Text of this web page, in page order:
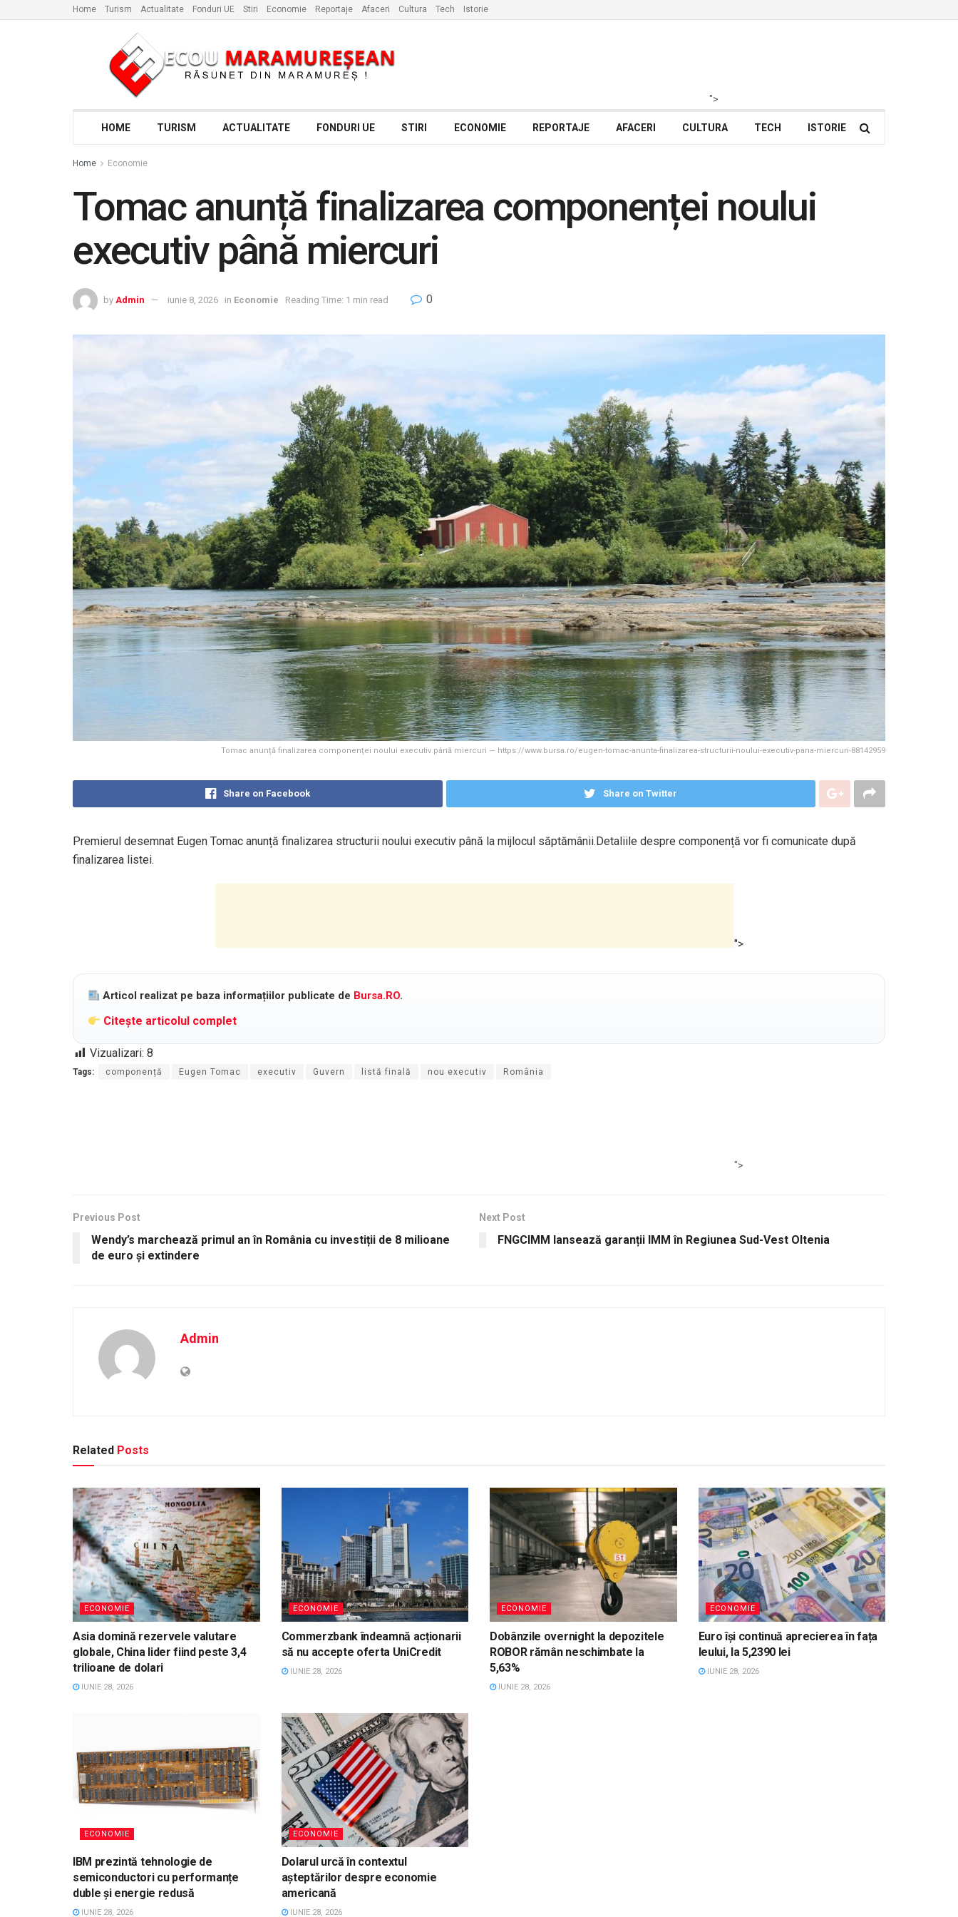
Home Turism Actualitate Fonduri UE Stiri Economie Reportaje Afaceri Cultura Tech Istorie
">
HOME TURISM ACTUALITATE FONDURI UE STIRI ECONOMIE REPORTAJE AFACERI CULTURA TECH ISTORIE
Home Economie
Tomac anunță finalizarea componenței noului
executiv până miercuri
by Admin iunie 8, 2026 in Economie Reading Time: 1 min read 0
Tomac anunță finalizarea componenței noului executiv până miercuri — https://www.bursa.ro/eugen-tomac-anunta-finalizarea-structurii-noului-executiv-pana-miercuri-88142959
Share on Facebook Share on Twitter
Premierul desemnat Eugen Tomac anunță finalizarea structurii noului executiv până la mijlocul săptămânii.Detaliile despre componență vor fi comunicate după
finalizarea listei.
">
Articol realizat pe baza informațiilor publicate de Bursa.RO.
Citește articolul complet
Vizualizari: 8
Tags: componență Eugen Tomac executiv Guvern listă finală nou executiv România
">
Previous Post
Wendy’s marchează primul an în România cu investiții de 8 milioane
de euro și extindere
Next Post
FNGCIMM lansează garanții IMM în Regiunea Sud-Vest Oltenia
Admin
Related Posts
ECONOMIE
Asia domină rezervele valutare
globale, China lider fiind peste 3,4
trilioane de dolari
IUNIE 28, 2026
ECONOMIE
Commerzbank îndeamnă acționarii
să nu accepte oferta UniCredit
IUNIE 28, 2026
ECONOMIE
Dobânzile overnight la depozitele
ROBOR rămân neschimbate la
5,63%
IUNIE 28, 2026
ECONOMIE
Euro își continuă aprecierea în fața
leului, la 5,2390 lei
IUNIE 28, 2026
ECONOMIE
IBM prezintă tehnologie de
semiconductori cu performanțe
duble și energie redusă
IUNIE 28, 2026
ECONOMIE
Dolarul urcă în contextul
așteptărilor despre economie
americană
IUNIE 28, 2026